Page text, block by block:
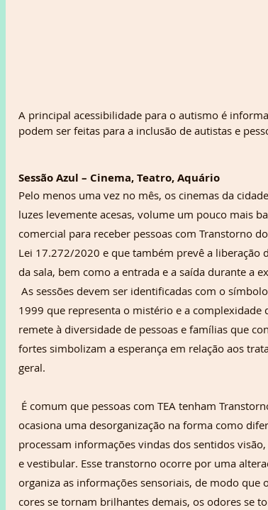
A principal acessibilidade para o autismo é
podem ser feitas para a inclusão de autistas e
Sessão Azul – Cinema, Teatro, Aquário
Pelo menos uma vez no mês, os cinemas da
luzes levemente acesas, volume um pouco mais
comercial para receber pessoas com Transtorno
Lei 17.272/2020 e que também prevê a liberação
da sala, bem como a entrada e a saída durante a
1999 que representa o mistério e a complexidade
remete à diversidade de pessoas e famílias que
fortes simbolizam a esperança em relação aos
geral.
ocasiona uma desorganização na forma como
processam informações vindas dos sentidos
e vestibular. Esse transtorno ocorre por uma
organiza as informações sensoriais, de modo que
cores se tornam brilhantes demais, os odores se